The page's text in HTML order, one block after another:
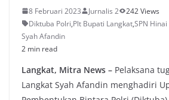
8 Februari 2023 Jurnalis 2
242 Views
Diktuba Polri,Plt Bupati Langkat,SPN
Syah Afandin
2 min read
Langkat, Mitra News – Pelaksana
Langkat Syah Afandin menghadiri